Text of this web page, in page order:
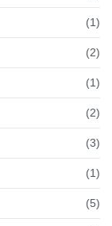
(1)
(2)
(1)
(2)
(3)
(1)
(5)